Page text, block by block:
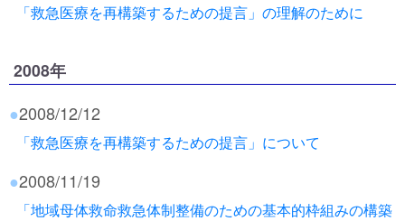
「救急医療を再構築するための提言」の理解のために
2008年
●2008/12/12
「救急医療を再構築するための提言」について
●2008/11/19
「地域母体救命救急体制整備のための基本的枠組みの構築